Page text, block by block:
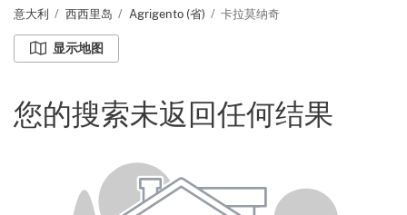
意大利 西西里岛 Agrigento (省) 卡拉莫纳奇
显示地图
您的搜索未返回任何结果